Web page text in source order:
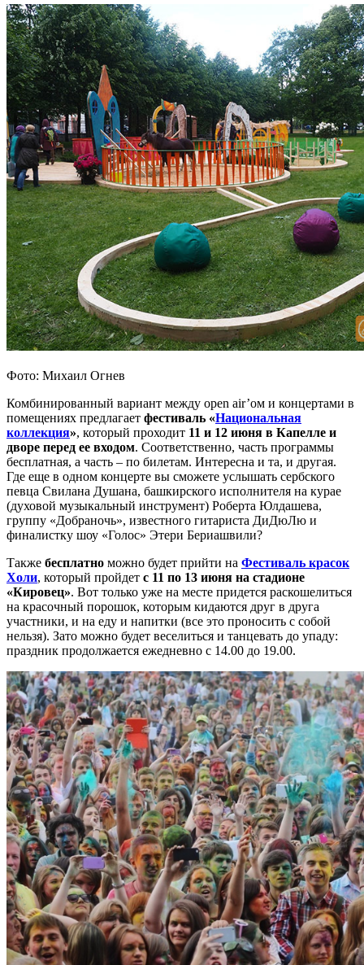
Фото: Михаил Огнев
Комбинированный вариант между open air’ом и концертами в
помещениях предлагает фестиваль «Национальная
коллекция», который проходит 11 и 12 июня в Капелле и
дворе перед ее входом. Соответственно, часть программы
бесплатная, а часть – по билетам. Интересна и та, и другая.
Где еще в одном концерте вы сможете услышать сербского
певца Свилана Душана, башкирского исполнителя на курае
(духовой музыкальный инструмент) Роберта Юлдашева,
группу «Добраночь», известного гитариста ДиДюЛю и
финалистку шоу «Голос» Этери Бериашвили?
Также бесплатно можно будет прийти на Фестиваль красок
Холи, который пройдет с 11 по 13 июня на стадионе
«Кировец». Вот только уже на месте придется раскошелиться
на красочный порошок, которым кидаются друг в друга
участники, и на еду и напитки (все это проносить с собой
нельзя). Зато можно будет веселиться и танцевать до упаду:
праздник продолжается ежедневно с 14.00 до 19.00.